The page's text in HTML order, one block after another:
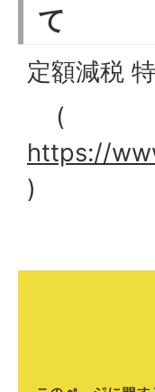
て
定額減税
(
https://
)